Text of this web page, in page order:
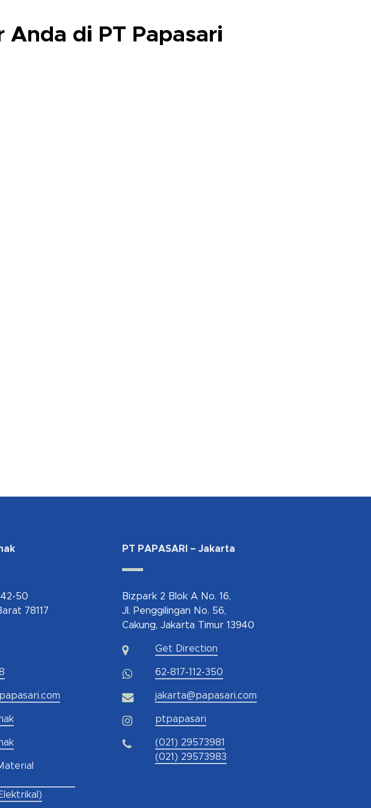
di PT Papasari
42-50
78117
PT PAPASARI – Jakarta
Bizpark 2 Blok A No. 16,
Jl. Penggilingan No. 56,
Cakung, Jakarta Timur 13940
Get Direction
62-817-112-350
jakarta@papasari.com
ptpapasari
(021) 29573981
(021) 29573983